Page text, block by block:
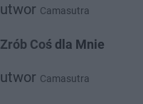
utwor Camasutra
Zrób Coś dla Mnie
utwor Camasutra